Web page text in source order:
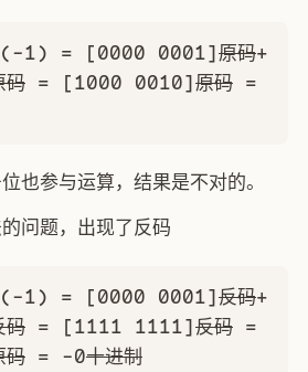
1) = [0000 0001]原码+
码 = [1000 0010]原码 =
也参与运算，结果是不对的。
问题，出现了反码
1) = [0000 0001]反码+
码 = [1111 1111]反码 =
码 = -0十进制